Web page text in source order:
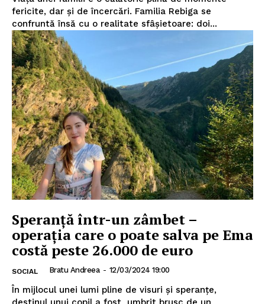
INFO IAȘI
fericite, dar și de încercări. Familia Rebiga se
confruntă însă cu o realitate sfâșietoare: doi...
Speranță într-un zâmbet –
operația care o poate salva pe Ema
costă peste 26.000 de euro
SOCIAL Bratu Andreea - 12/03/2024 19:00
În mijlocul unei lumi pline de visuri și speranțe,